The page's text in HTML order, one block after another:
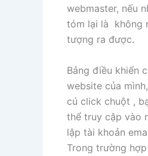
webmaster, nếu
tóm lại là không
tượng ra được.
Bảng điều khiển
website của
cú click chuột ,
thể truy cập vào
lập tài khoản
Trong trường